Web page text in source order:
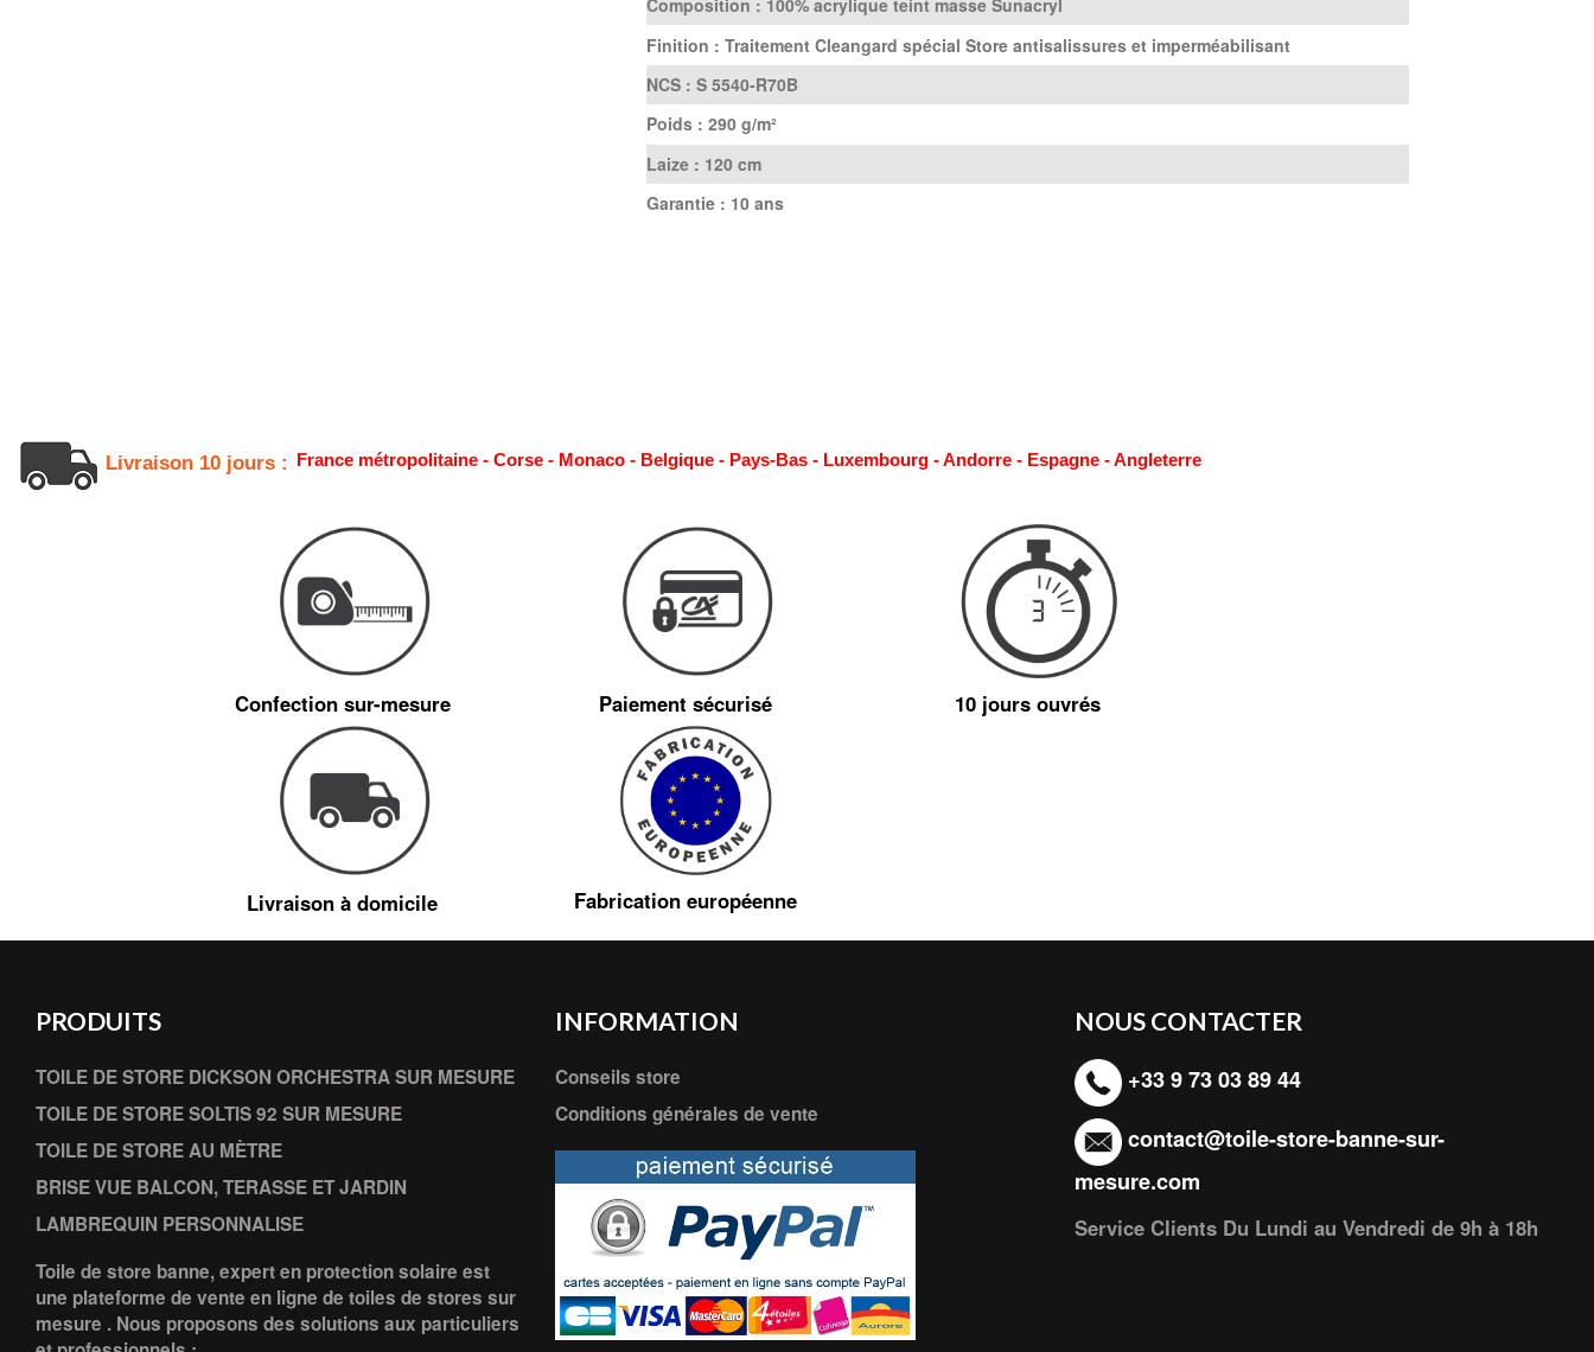
Composition : 100% acrylique teint masse Sunacryl
Finition : Traitement Cleangard spécial Store antisalissures et imperméabilisant
NCS : S 5540-R70B
Poids : 290 g/m²
Laize : 120 cm
Garantie : 10 ans
Livraison 10 jours : France métropolitaine - Corse - Monaco - Belgique - Pays-Bas - Luxembourg - Andorre - Espagne - Angleterre
Confection sur-mesure Paiement sécurisé 10 jours ouvrés
Livraison à domicile Fabrication européenne
PRODUITS
TOILE DE STORE DICKSON ORCHESTRA SUR MESURE
TOILE DE STORE SOLTIS 92 SUR MESURE
TOILE DE STORE AU MÈTRE
BRISE VUE BALCON, TERASSE ET JARDIN
LAMBREQUIN PERSONNALISE
Toile de store banne, expert en protection solaire est
une plateforme de vente en ligne de toiles de stores sur
mesure . Nous proposons des solutions aux particuliers
INFORMATION
Conseils store
Conditions générales de vente
NOUS CONTACTER
+33 9 73 03 89 44
contact@toile-store-banne-sur-
mesure.com
Service Clients Du Lundi au Vendredi de 9h à 18h